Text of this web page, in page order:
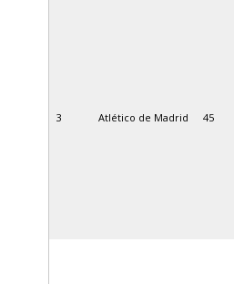
3 Atlético de Madrid 45